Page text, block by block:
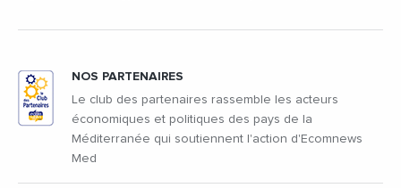
NOS PARTENAIRES
Le club des partenaires rassemble les acteurs
économiques et politiques des pays de la
Méditerranée qui soutiennent l'action d'Ecomnews
Med